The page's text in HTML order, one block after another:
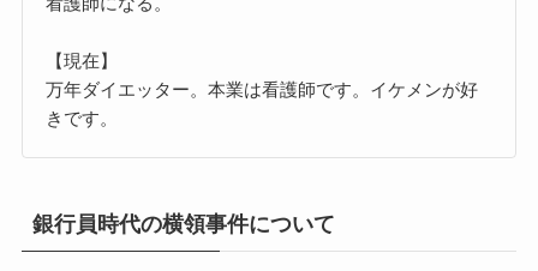
【現在】
万年ダイエッター。本業は看護師です。イケメンが好
きです。
銀行員時代の横領事件について